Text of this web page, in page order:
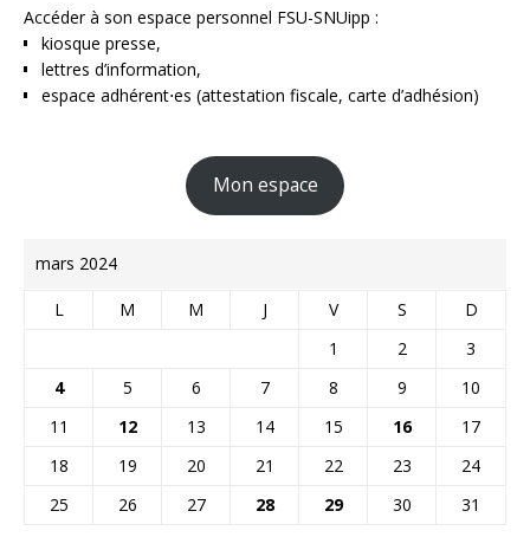
Accéder à son espace personnel FSU-SNUipp :
kiosque presse,
lettres d’information,
espace adhérent⋅es (attestation fiscale, carte d’adhésion)
Mon espace
mars 2024
L M M J V S
D
1
2
3
4
5 6 7 8 9
10
11
12 13 14 15 16
17
18
19 20 21 22 23
24
25
26 27 28 29 30 31